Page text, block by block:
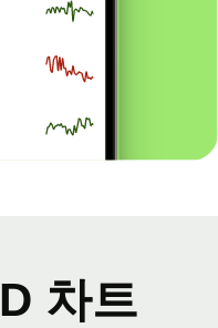
차트